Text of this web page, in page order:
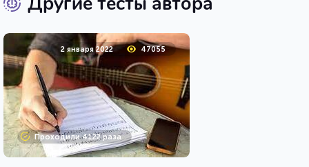
2 января 2022 47055
Проходили 4122 раза